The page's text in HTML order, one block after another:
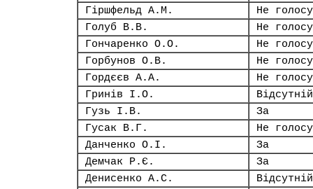
Гіршфельд А.М.
Не
Голуб В.В.
Не
Гончаренко О.О.
Не
Горбунов О.В.
Не
Гордєєв А.А.
Не
Гринів І.О.
Відсутній
Гузь І.В.
За
Гусак В.Г.
Не
Данченко О.І.
За
Демчак Р.Є.
За
Денисенко А.С.
Відсутній